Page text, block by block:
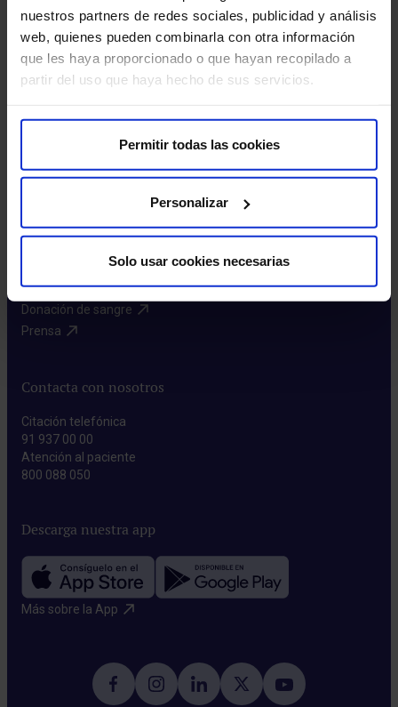
nuestros partners de redes sociales, publicidad y análisis
web, quienes pueden combinarla con otra información
que les haya proporcionado o que hayan recopilado a
partir del uso que haya hecho de sus servicios.
Permitir todas las cookies
Personalizar
Solo usar cookies necesarias
Más HM Hospitales
Fundación HM​
Centro Universitario CUHMED​
Instituto HM Hospitales​
HM CINAC​
Enlaces de interés
Aseguradoras y mutuas​
Preguntas frecuentes​
Donación de sangre​
Prensa​
Contacta con nosotros
Citación telefónica
91 937 00 00
Atención al paciente
800 088 050
Descarga nuestra app
Más sobre la App​